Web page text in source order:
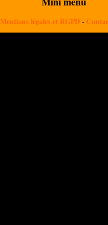
Mentions légales et RGPD -